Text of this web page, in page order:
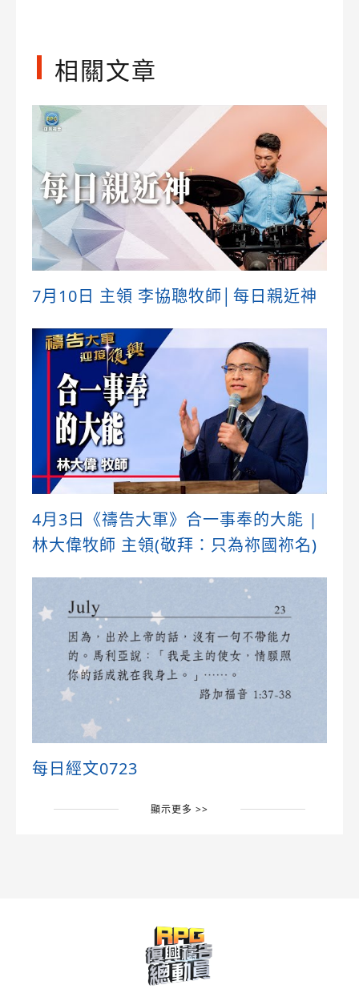
相關文章
7月10日 主領 李協聰牧師│每日親近神
4月3日《禱告大軍》合一事奉的大能 |
林大偉牧師 主領(敬拜：只為祢國祢名)
每日經文0723
顯示更多 >>